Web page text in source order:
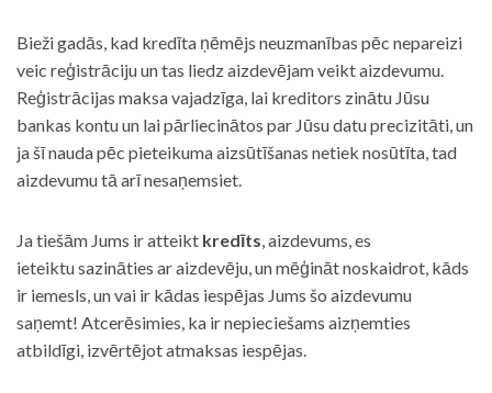
Bieži gadās, kad kredīta ņēmējs neuzmanības pēc nepareizi
veic reģistrāciju un tas liedz aizdevējam veikt aizdevumu.
Reģistrācijas maksa vajadzīga, lai kreditors zinātu Jūsu
bankas kontu un lai pārliecinātos par Jūsu datu precizitāti, un
ja šī nauda pēc pieteikuma aizsūtīšanas netiek nosūtīta, tad
aizdevumu tā arī nesaņemsiet.
Ja tiešām Jums ir atteikt kredīts, aizdevums, es
ieteiktu sazināties ar aizdevēju, un mēģināt noskaidrot, kāds
ir iemesls, un vai ir kādas iespējas Jums šo aizdevumu
saņemt! Atcerēsimies, ka ir nepieciešams aizņemties
atbildīgi, izvērtējot atmaksas iespējas.